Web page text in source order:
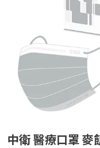
中衛 醫療口罩